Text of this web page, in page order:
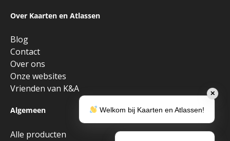
Over Kaarten en Atlassen
Blog
Contact
Over ons
Onze websites
Vrienden van K&A
Algemeen
Alle producten
✕
Welkom bij Kaarten en Atlassen!